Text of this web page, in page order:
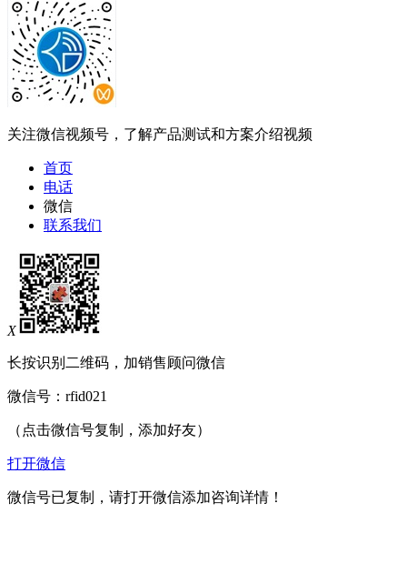
关注微信视频号，了解产品测试和方案介绍视频
首页
电话
微信
联系我们
X
长按识别二维码，加销售顾问微信
微信号： rfid021
（点击微信号复制，添加好友）
打开微信
微信号已复制，请打开微信添加咨询详情！